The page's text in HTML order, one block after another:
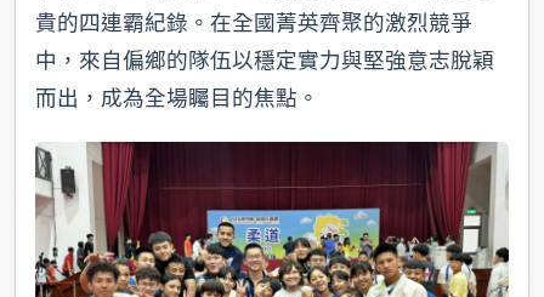
貴的四連霸紀錄。在全國菁英齊聚的激烈競爭
中，來自偏鄉的隊伍以穩定實力與堅強意志脫穎
而出，成為全場矚目的焦點。